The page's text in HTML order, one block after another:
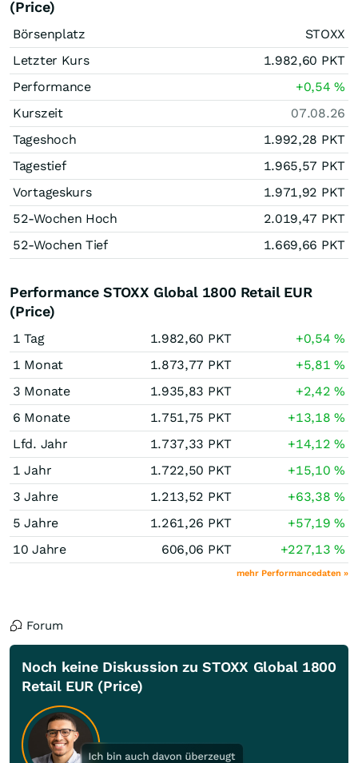
(Price)
Börsenplatz
STOXX
Letzter Kurs
1.982,60 PKT
Performance
+0,54%
Kurszeit
07.08.26
Tageshoch
1.992,28 PKT
Tagestief
1.965,57 PKT
Vortageskurs
1.971,92 PKT
52-Wochen Hoch
2.019,47 PKT
52-Wochen Tief
1.669,66 PKT
Performance STOXX Global 1800 Retail EUR
(Price)
1 Tag 1.982,60 PKT +0,54%
1 Monat
1.873,77 PKT +5,81%
3 Monate
1.935,83 PKT +2,42%
6 Monate
1.751,75 PKT +13,18%
Lfd. Jahr
1.737,33 PKT +14,12%
1 Jahr
1.722,50 PKT +15,10%
3 Jahre
1.213,52 PKT +63,38%
5 Jahre
1.261,26 PKT +57,19%
10 Jahre
606,06 PKT +227,13%
mehr Performancedaten »
Forum
Noch keine Diskussion zu STOXX Global 1800
Retail EUR (Price)